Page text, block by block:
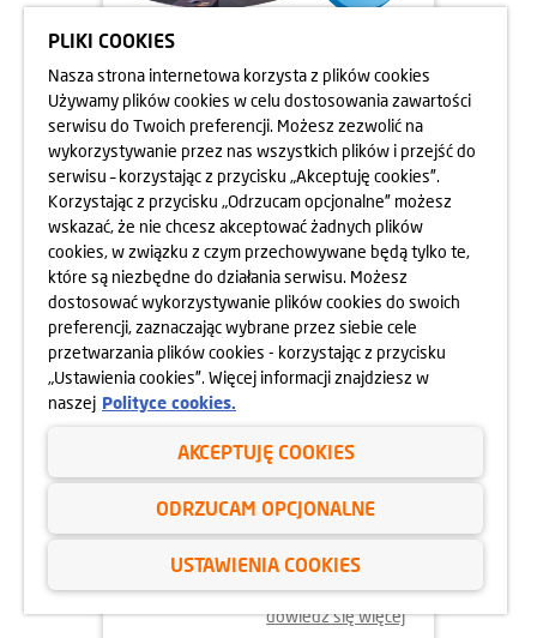
12.08.2024
MISTRZOSTWA ŚWIATA DZIECI
Z DOMÓW DZIECKA
dowiedz się więcej
15.07.2024
FIRMOWY SPŁYW KAJAKOWY ZE
SPRZĄTANIEM RZEKI
dowiedz się więcej
PLIKI COOKIES
Nasza strona internetowa korzysta z plików cookies
Używamy plików cookies w celu dostosowania zawartości
serwisu do Twoich preferencji. Możesz zezwolić na
wykorzystywanie przez nas wszystkich plików i przejść do
serwisu – korzystając z przycisku „Akceptuję cookies”.
Korzystając z przycisku „Odrzucam opcjonalne” możesz
wskazać, że nie chcesz akceptować żadnych plików
cookies, w związku z czym przechowywane będą tylko te,
które są niezbędne do działania serwisu. Możesz
dostosować wykorzystywanie plików cookies do swoich
preferencji, zaznaczając wybrane przez siebie cele
przetwarzania plików cookies - korzystając z przycisku
„Ustawienia cookies”. Więcej informacji znajdziesz w
naszej Polityce cookies.
AKCEPTUJĘ COOKIES
ODRZUCAM OPCJONALNE
USTAWIENIA COOKIES